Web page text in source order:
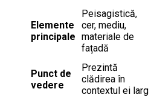
Elemente
principale
Peisagistică,
cer, mediu,
materiale de
fațadă
Punct de
vedere
Prezintă
clădirea în
contextul ei larg